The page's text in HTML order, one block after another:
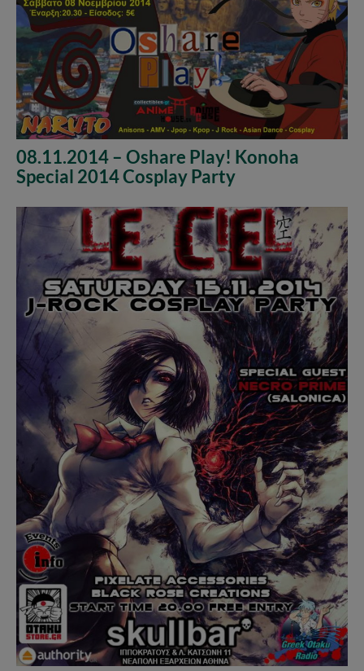
08.11.2014 – Oshare Play! Konoha
Special 2014 Cosplay Party